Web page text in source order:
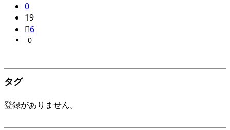
0
19
6
0
タグ
登録がありません。